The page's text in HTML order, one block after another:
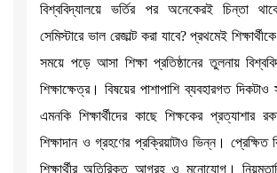
বিশ্ববিদ্যালয়ে ভর্তির পর অনেকেরই চিন্তা
সেমিস্টারে ভাল রেজাল্ট করা যাবে? প্রথমেই
সময়ে পড়ে আসা শিক্ষা প্রতিষ্ঠানের তুলনায়
শিক্ষাক্ষেত্র। বিষয়ের পাশাপাশি ব্যবহারগত
এমনকি শিক্ষার্থীদের কাছে শিক্ষকের প্রত্যাশার
শিক্ষাদান ও গ্রহণের প্রক্রিয়াটাও ভিন্ন। প্রেক্ষিত
শিক্ষার্থীর অতিরিক্ত আগ্রহ ও মনোযোগ।